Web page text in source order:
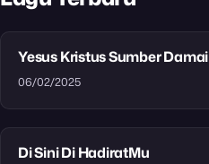
Yesus Kristus Sumber Damai
06/02/2025
Di Sini Di HadiratMu